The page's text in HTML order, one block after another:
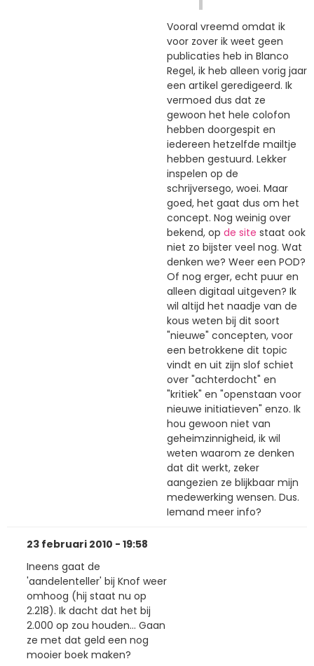
Vooral vreemd omdat ik
voor zover ik weet geen
publicaties heb in Blanco
Regel, ik heb alleen vorig jaar
een artikel geredigeerd. Ik
vermoed dus dat ze
gewoon het hele colofon
hebben doorgespit en
iedereen hetzelfde mailtje
hebben gestuurd. Lekker
inspelen op de
schrijversego, woei. Maar
goed, het gaat dus om het
concept. Nog weinig over
bekend, op de site staat ook
niet zo bijster veel nog. Wat
denken we? Weer een POD?
Of nog erger, echt puur en
alleen digitaal uitgeven? Ik
wil altijd het naadje van de
kous weten bij dit soort
"nieuwe" concepten, voor
een betrokkene dit topic
vindt en uit zijn slof schiet
over "achterdocht" en
"kritiek" en "openstaan voor
nieuwe initiatieven" enzo. Ik
hou gewoon niet van
geheimzinnigheid, ik wil
weten waarom ze denken
dat dit werkt, zeker
aangezien ze blijkbaar mijn
medewerking wensen. Dus.
Iemand meer info?
23 februari 2010 - 19:58
Ineens gaat de
'aandelenteller' bij Knof weer
omhoog (hij staat nu op
2.218). Ik dacht dat het bij
2.000 op zou houden... Gaan
ze met dat geld een nog
mooier boek maken?